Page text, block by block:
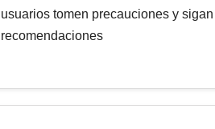
usuarios tomen precauciones y
recomendaciones